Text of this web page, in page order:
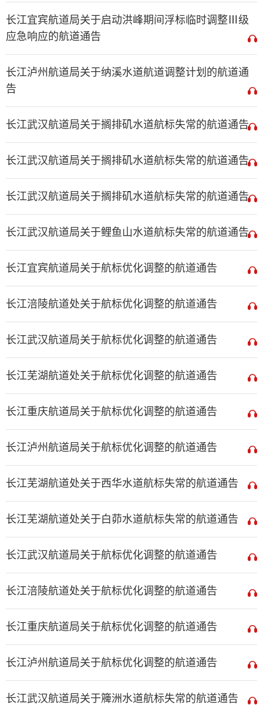
长江宜宾航道局关于启动洪峰期间浮标临时调整Ⅲ级
应急响应的航道通告
长江泸州航道局关于纳溪水道航道调整计划的航道通
告
长江武汉航道局关于搁排矶水道航标失常的航道通告
长江武汉航道局关于搁排矶水道航标失常的航道通告
长江武汉航道局关于搁排矶水道航标失常的航道通告
长江武汉航道局关于鲤鱼山水道航标失常的航道通告
长江宜宾航道局关于航标优化调整的航道通告
长江涪陵航道处关于航标优化调整的航道通告
长江武汉航道局关于航标优化调整的航道通告
长江芜湖航道处关于航标优化调整的航道通告
长江重庆航道局关于航标优化调整的航道通告
长江泸州航道局关于航标优化调整的航道通告
长江芜湖航道处关于西华水道航标失常的航道通告
长江芜湖航道处关于白茆水道航标失常的航道通告
长江武汉航道局关于航标优化调整的航道通告
长江涪陵航道处关于航标优化调整的航道通告
长江重庆航道局关于航标优化调整的航道通告
长江泸州航道局关于航标优化调整的航道通告
长江武汉航道局关于簰洲水道航标失常的航道通告